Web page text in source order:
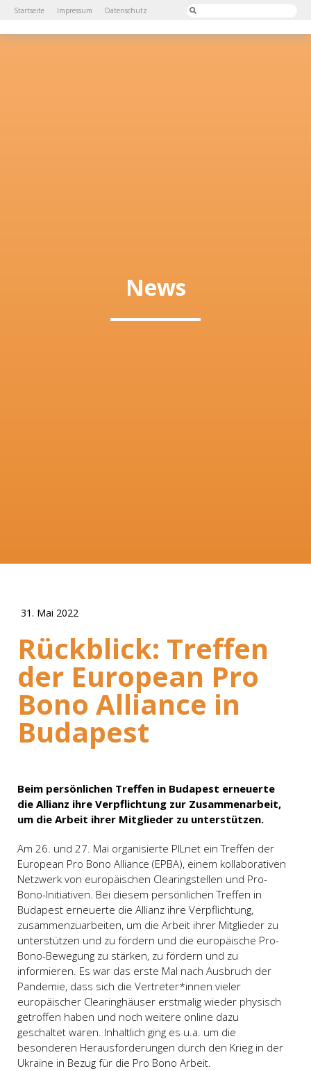
Startseite Impressum Datenschutz
News
31. Mai 2022
Rückblick: Treffen
der European Pro
Bono Alliance in
Budapest
Beim persönlichen Treffen in Budapest erneuerte
die Allianz ihre Verpflichtung zur Zusammenarbeit,
um die Arbeit ihrer Mitglieder zu unterstützen.
Am 26. und 27. Mai organisierte PILnet ein Treffen der
European Pro Bono Alliance (EPBA), einem kollaborativen
Netzwerk von europäischen Clearingstellen und Pro-
Bono-Initiativen. Bei diesem persönlichen Treffen in
Budapest erneuerte die Allianz ihre Verpflichtung,
zusammenzuarbeiten, um die Arbeit ihrer Mitglieder zu
unterstützen und zu fördern und die europäische Pro-
Bono-Bewegung zu stärken, zu fördern und zu
informieren. Es war das erste Mal nach Ausbruch der
Pandemie, dass sich die Vertreter*innen vieler
europäischer Clearinghäuser erstmalig wieder physisch
getroffen haben und noch weitere online dazu
geschaltet waren. Inhaltlich ging es u.a. um die
besonderen Herausforderungen durch den Krieg in der
Ukraine in Bezug für die Pro Bono Arbeit.